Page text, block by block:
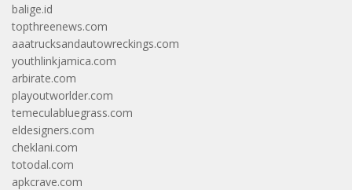
balige.id
topthreenews.com
aaatrucksandautowreckings.com
youthlinkjamica.com
arbirate.com
playoutworlder.com
temeculabluegrass.com
eldesigners.com
cheklani.com
totodal.com
apkcrave.com